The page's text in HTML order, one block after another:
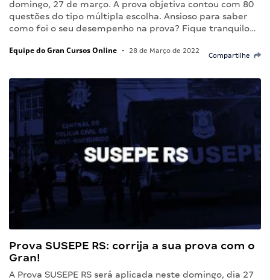
domingo, 27 de março. A prova objetiva contou com 80
questões do tipo múltipla escolha. Ansioso para saber
como foi o seu desempenho na prova? Fique tranquilo…
Equipe do Gran Cursos Online • 28 de Março de 2022
Compartilhe
Prova SUSEPE RS: corrija a sua prova com o
Gran!
A Prova SUSEPE RS será aplicada neste domingo, dia 27